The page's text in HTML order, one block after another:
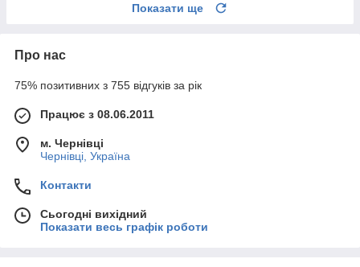
Показати ще
Про нас
75% позитивних з 755 відгуків за рік
Працює з 08.06.2011
м. Чернівці
Чернівці, Україна
Контакти
Сьогодні вихідний
Показати весь графік роботи